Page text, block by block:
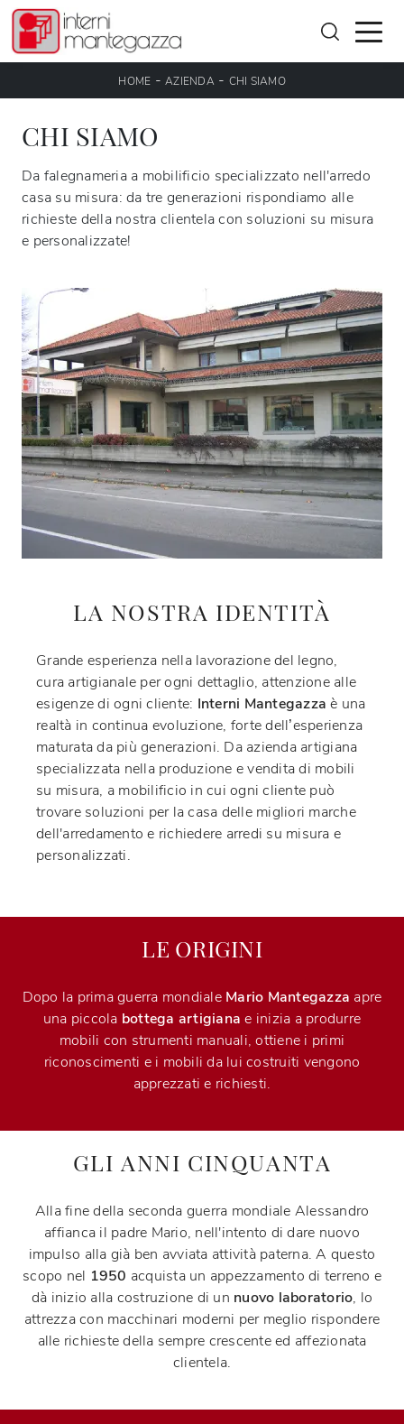
HOME - AZIENDA - CHI SIAMO
CHI SIAMO
Da falegnameria a mobilificio specializzato nell'arredo
casa su misura: da tre generazioni rispondiamo alle
richieste della nostra clientela con soluzioni su misura
e personalizzate!
LA NOSTRA IDENTITÀ
Grande esperienza nella lavorazione del legno,
cura artigianale per ogni dettaglio, attenzione alle
esigenze di ogni cliente: Interni Mantegazza è una
realtà in continua evoluzione, forte dell’esperienza
maturata da più generazioni. Da azienda artigiana
specializzata nella produzione e vendita di mobili
su misura, a mobilificio in cui ogni cliente può
trovare soluzioni per la casa delle migliori marche
dell'arredamento e richiedere arredi su misura e
personalizzati.
LE ORIGINI
Dopo la prima guerra mondiale Mario Mantegazza apre
una piccola bottega artigiana e inizia a produrre
mobili con strumenti manuali, ottiene i primi
riconoscimenti e i mobili da lui costruiti vengono
apprezzati e richiesti.
GLI ANNI CINQUANTA
Alla fine della seconda guerra mondiale Alessandro
affianca il padre Mario, nell'intento di dare nuovo
impulso alla già ben avviata attività paterna. A questo
scopo nel 1950 acquista un appezzamento di terreno e
dà inizio alla costruzione di un nuovo laboratorio, lo
attrezza con macchinari moderni per meglio rispondere
alle richieste della sempre crescente ed affezionata
clientela.